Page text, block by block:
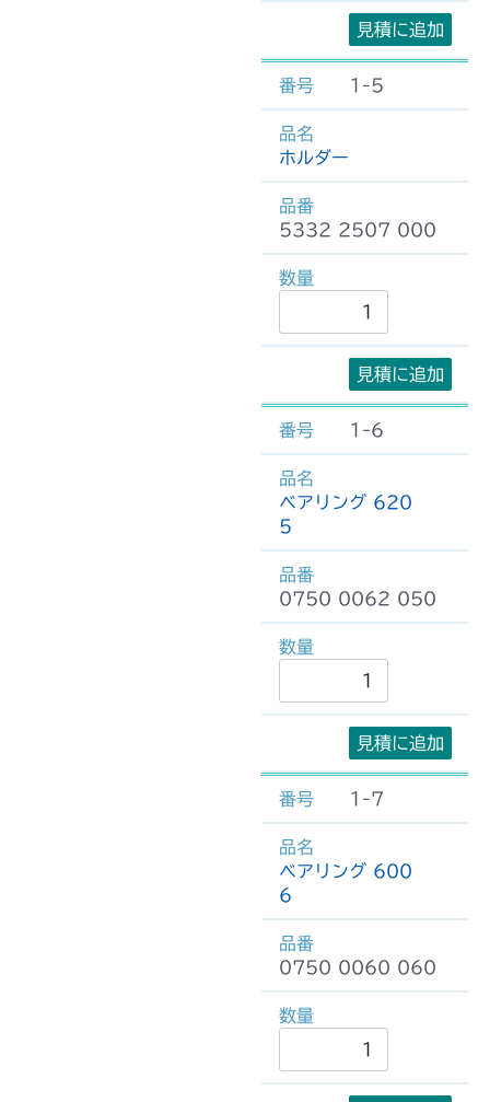
見積に追加
1-5
ホルダー
5332 2507 000
見積に追加
1-6
ベアリング 620
5
0750 0062 050
見積に追加
1-7
ベアリング 600
6
0750 0060 060